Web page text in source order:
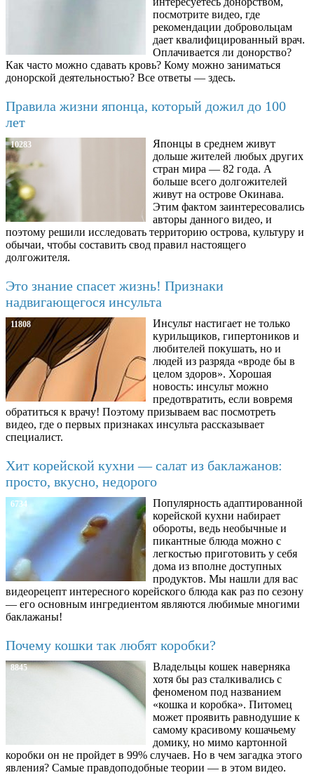
посмотрите видео, где
рекомендации добровольцам
дает квалифицированный врач.
Оплачивается ли донорство?
Как часто можно сдавать кровь? Кому можно заниматься
донорской деятельностью? Все ответы — здесь.
Правила жизни японца, который дожил до 100
лет
10283
Японцы в среднем живут
дольше жителей любых других
стран мира — 82 года. А
больше всего долгожителей
живут на острове Окинава.
Этим фактом заинтересовались
авторы данного видео, и
поэтому решили исследовать территорию острова, культуру и
обычаи, чтобы составить свод правил настоящего
долгожителя.
Это знание спасет жизнь! Признаки
надвигающегося инсульта
11808
Инсульт настигает не только
курильщиков, гипертоников и
любителей покушать, но и
людей из разряда «вроде бы в
целом здоров». Хорошая
новость: инсульт можно
предотвратить, если вовремя
обратиться к врачу! Поэтому призываем вас посмотреть
видео, где о первых признаках инсульта рассказывает
специалист.
Хит корейской кухни — салат из баклажанов:
просто, вкусно, недорого
6734
Популярность адаптированной
корейской кухни набирает
обороты, ведь необычные и
пикантные блюда можно с
легкостью приготовить у себя
дома из вполне доступных
продуктов. Мы нашли для вас
видеорецепт интересного корейского блюда как раз по сезону
— его основным ингредиентом являются любимые многими
баклажаны!
Почему кошки так любят коробки?
8845
Владельцы кошек наверняка
хотя бы раз сталкивались с
феноменом под названием
«кошка и коробка». Питомец
может проявить равнодушие к
самому красивому кошачьему
домику, но мимо картонной
коробки он не пройдет в 99% случаев. Но в чем загадка этого
явления? Самые правдоподобные теории — в этом видео.